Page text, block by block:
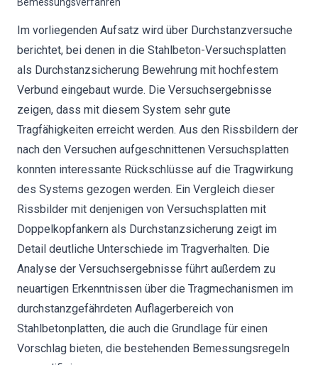
Im vorliegenden Aufsatz wird über Durchstanzversuche
berichtet, bei denen in die Stahlbeton-Versuchsplatten
als Durchstanzsicherung Bewehrung mit hochfestem
Verbund eingebaut wurde. Die Versuchsergebnisse
zeigen, dass mit diesem System sehr gute
Tragfähigkeiten erreicht werden. Aus den Rissbildern der
nach den Versuchen aufgeschnittenen Versuchsplatten
konnten interessante Rückschlüsse auf die Tragwirkung
des Systems gezogen werden. Ein Vergleich dieser
Rissbilder mit denjenigen von Versuchsplatten mit
Doppelkopfankern als Durchstanzsicherung zeigt im
Detail deutliche Unterschiede im Tragverhalten. Die
Analyse der Versuchsergebnisse führt außerdem zu
neuartigen Erkenntnissen über die Tragmechanismen im
durchstanzgefährdeten Auflagerbereich von
Stahlbetonplatten, die auch die Grundlage für einen
Vorschlag bieten, die bestehenden Bemessungsregeln